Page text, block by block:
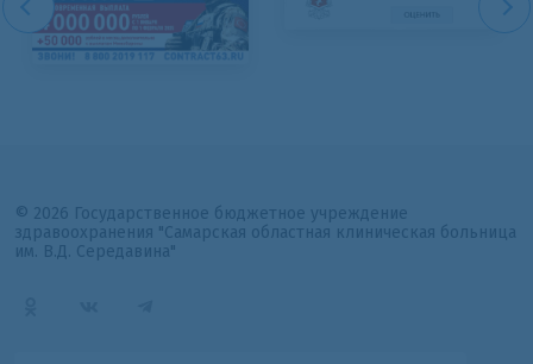
© 2026 Государственное бюджетное учреждение
здравоохранения "Самарская областная клиническая больница
им. В.Д. Середавина"